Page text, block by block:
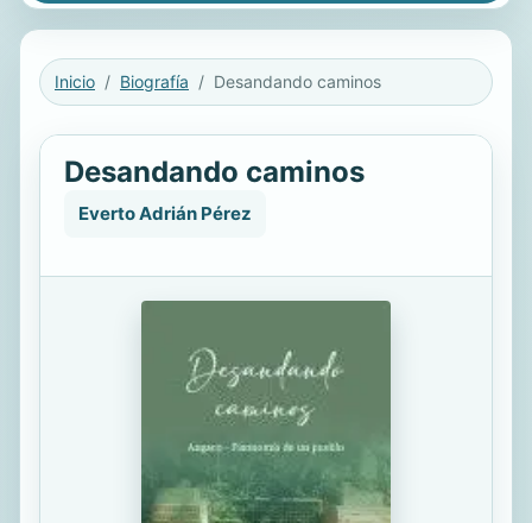
Inicio Biografía Desandando caminos
Desandando caminos
Everto Adrián Pérez